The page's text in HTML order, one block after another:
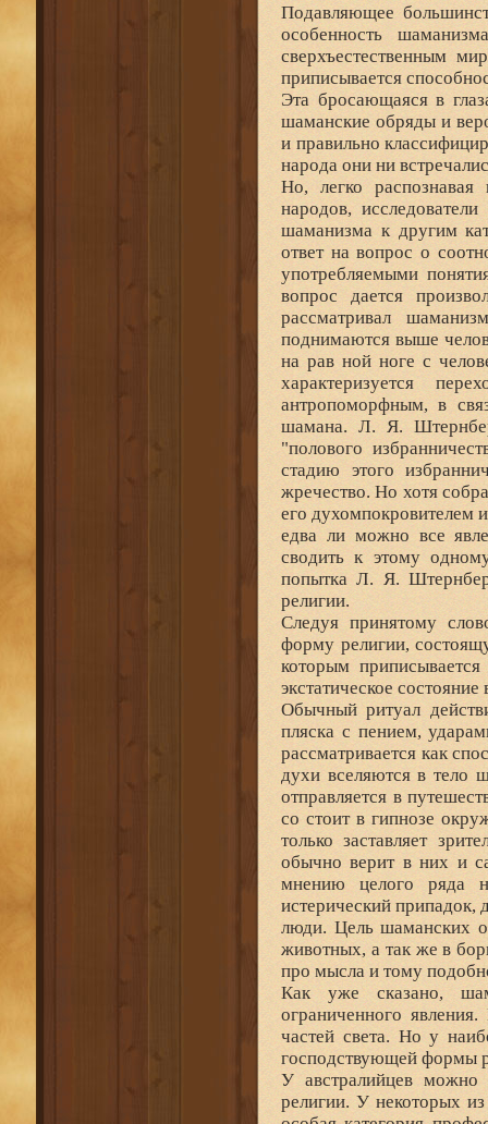
Подавляющее
особенность
сверхъестественным
приписывается
Эта бросающаяся в
шаманские обряды и
и правильно
народа они ни
Но, легко
народов,
шаманизма к другим
ответ на вопрос о
употребляемыми
вопрос дается
рассматривал
поднимаются выше
на рав ной ноге с
характеризуется
антропоморфным, в
шамана. Л. Я.
"полового
стадию этого
жречество. Но хотя
его духомпокровителем
едва ли можно все
сводить к этому
попытка Л. Я.
религии.
Следуя принятому
форму религии,
которым
экстатическое
Обычный ритуал
пляска с пением,
рассматривается как
духи вселяются в тело
отправляется в
со стоит в гипнозе
только заставляет
обычно верит в них и
мнению целого ряда
истерический
люди. Цель шаманских
животных, а так же в
про мысла и тому
Как уже сказано,
ограниченного
частей света. Но у
господствующей формы
У австралийцев можно
религии. У некоторых